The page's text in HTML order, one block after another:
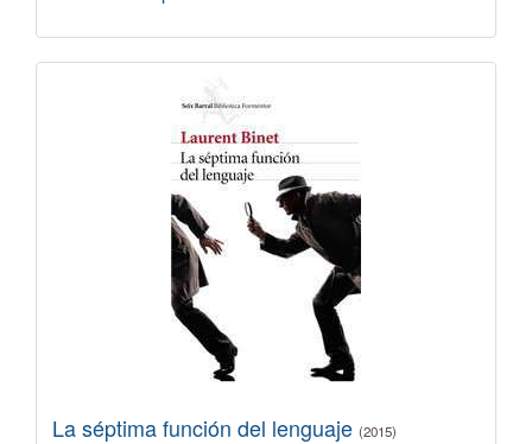
La séptima función del lenguaje (2015)